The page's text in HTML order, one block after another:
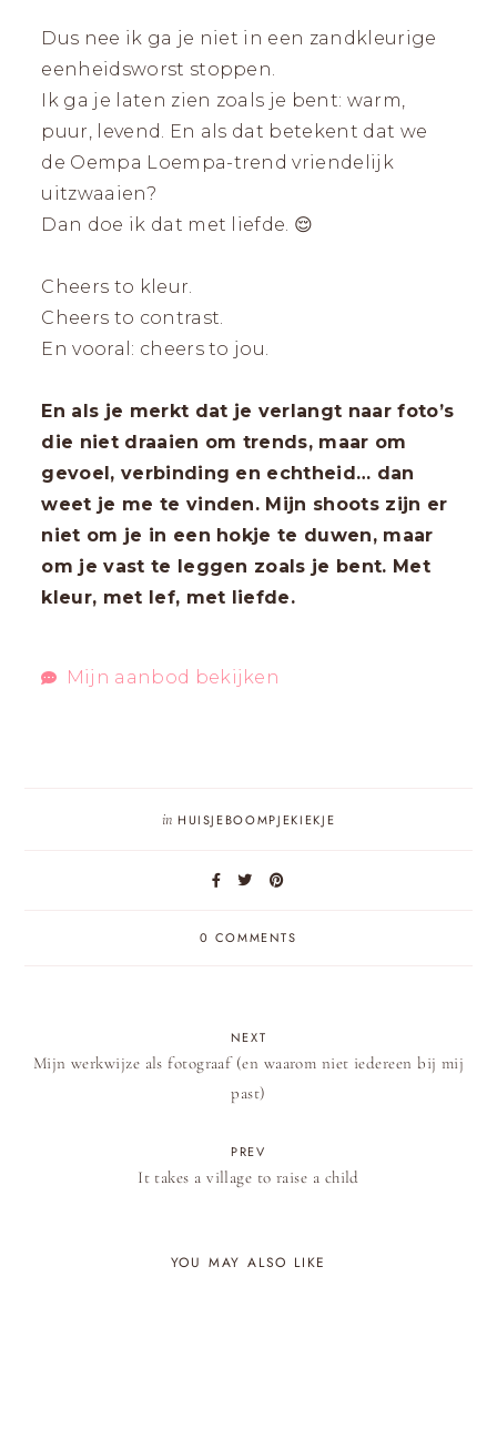
Dus nee ik ga je niet in een zandkleurige
eenheidsworst stoppen.
Ik ga je laten zien zoals je bent: warm,
puur, levend. En als dat betekent dat we
de Oempa Loempa-trend vriendelijk
uitzwaaien?
Dan doe ik dat met liefde. 😌
Cheers to kleur.
Cheers to contrast.
En vooral: cheers to jou.
En als je merkt dat je verlangt naar foto’s
die niet draaien om trends, maar om
gevoel, verbinding en echtheid… dan
weet je me te vinden. Mijn shoots zijn er
niet om je in een hokje te duwen, maar
om je vast te leggen zoals je bent. Met
kleur, met lef, met liefde.
Mijn aanbod bekijken
in HUISJEBOOMPJEKIEKJE
0 COMMENTS
NEXT
Mijn werkwijze als fotograaf (en waarom niet iedereen bij mij
past)
PREV
It takes a village to raise a child
YOU MAY ALSO LIKE